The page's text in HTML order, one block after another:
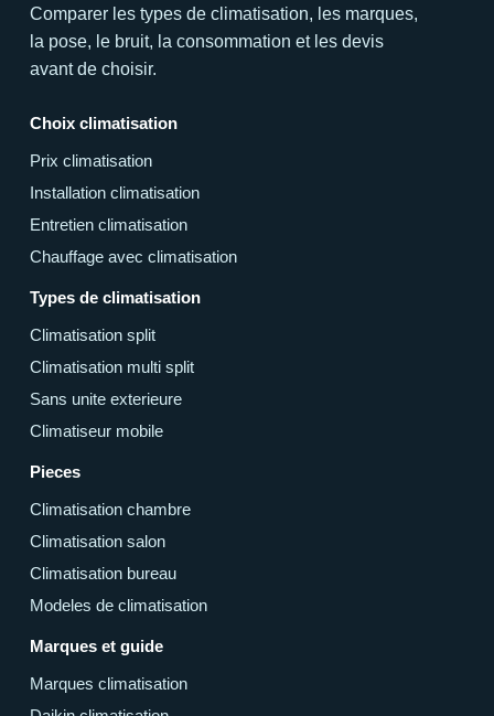
Comparer les types de climatisation, les marques,
la pose, le bruit, la consommation et les devis
avant de choisir.
Choix climatisation
Prix climatisation
Installation climatisation
Entretien climatisation
Chauffage avec climatisation
Types de climatisation
Climatisation split
Climatisation multi split
Sans unite exterieure
Climatiseur mobile
Pieces
Climatisation chambre
Climatisation salon
Climatisation bureau
Modeles de climatisation
Marques et guide
Marques climatisation